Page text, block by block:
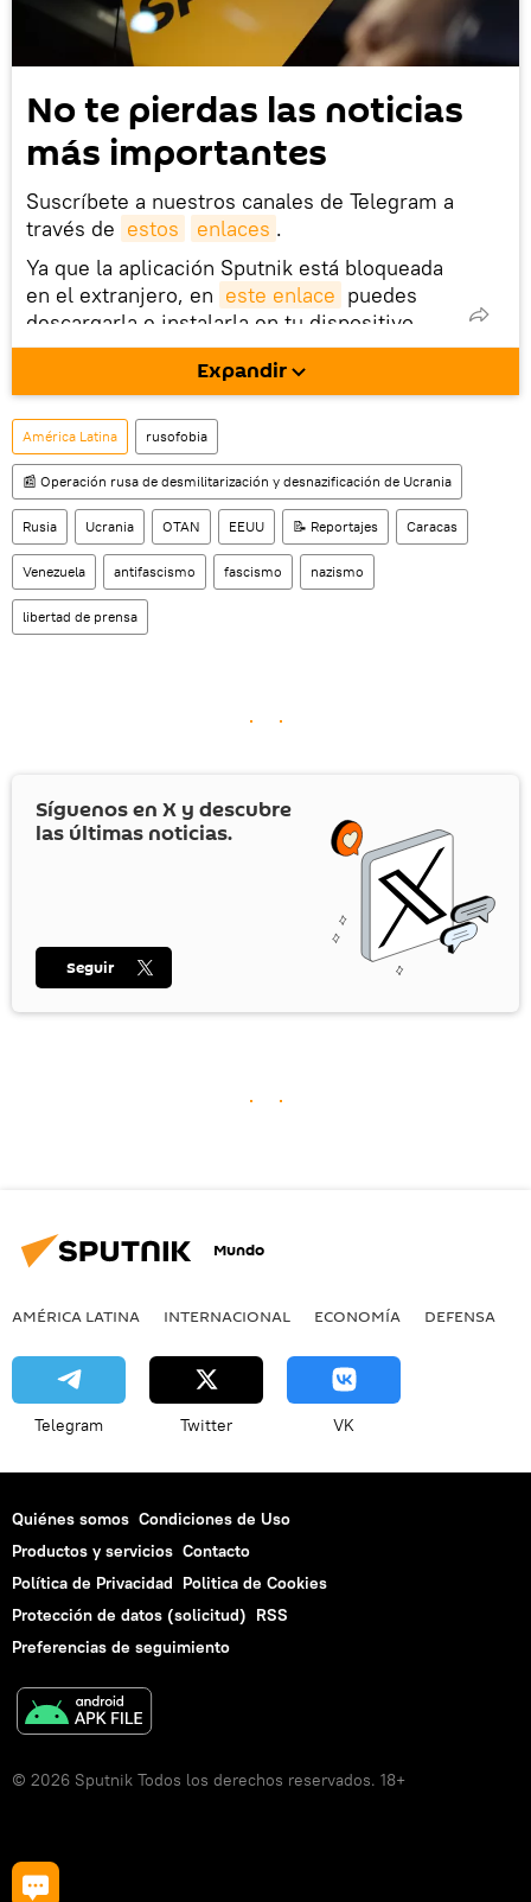
No te pierdas las noticias
más importantes
Suscríbete a nuestros canales de Telegram a
través de estos enlaces .
Ya que la aplicación Sputnik está bloqueada
en el extranjero, en este enlace puedes
descargarla e instalarla en tu dispositivo
móvil (¡solo para Android!).
También tenemos una cuenta en la red
social rusa VK .
Expandir
América Latina rusofobia
📰 Operación rusa de desmilitarización y desnazificación de Ucrania
Rusia Ucrania OTAN EEUU 📝 Reportajes Caracas
Venezuela antifascismo fascismo nazismo
libertad de prensa
Síguenos en X y descubre
las últimas noticias.
Seguir
Mundo
AMÉRICA LATINA INTERNACIONAL ECONOMÍA DEFENSA
Telegram Twitter VK
Quiénes somos Condiciones de Uso
Productos y servicios Contacto
Política de Privacidad Politica de Cookies
Protección de datos (solicitud) RSS
Preferencias de seguimiento
© 2026 Sputnik Todos los derechos reservados. 18+